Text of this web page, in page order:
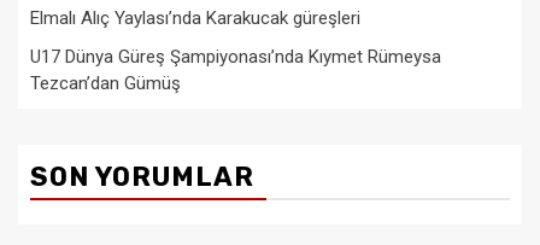
Elmalı Alıç Yaylası’nda Karakucak güreşleri
U17 Dünya Güreş Şampiyonası’nda Kıymet Rümeysa
Tezcan’dan Gümüş
SON YORUMLAR